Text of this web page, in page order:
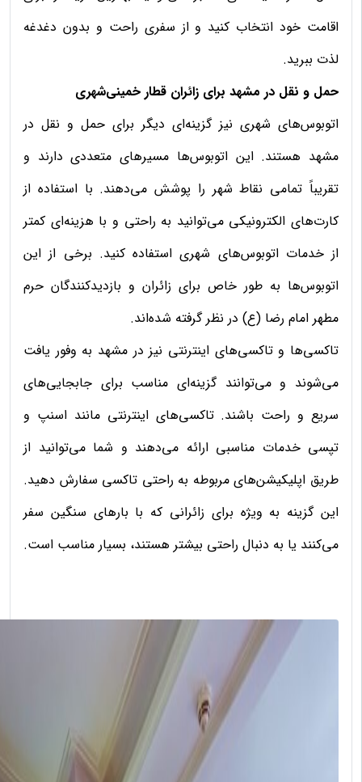
اقامت خود انتخاب کنید و از سفری راحت و بدون دغدغه
لذت ببرید.
حمل و نقل در مشهد برای زائران قطار خمینی‌شهری
اتوبوس‌های شهری نیز گزینه‌ای دیگر برای حمل و نقل در
مشهد هستند. این اتوبوس‌ها مسیرهای متعددی دارند و
تقریباً تمامی نقاط شهر را پوشش می‌دهند. با استفاده از
کارت‌های الکترونیکی می‌توانید به راحتی و با هزینه‌ای کمتر
از خدمات اتوبوس‌های شهری استفاده کنید. برخی از این
اتوبوس‌ها به طور خاص برای زائران و بازدیدکنندگان حرم
مطهر امام رضا (ع) در نظر گرفته شده‌اند.
تاکسی‌ها و تاکسی‌های اینترنتی نیز در مشهد به وفور یافت
می‌شوند و می‌توانند گزینه‌ای مناسب برای جابجایی‌های
سریع و راحت باشند. تاکسی‌های اینترنتی مانند اسنپ و
تپسی خدمات مناسبی ارائه می‌دهند و شما می‌توانید از
طریق اپلیکیشن‌های مربوطه به راحتی تاکسی سفارش دهید.
این گزینه به ویژه برای زائرانی که با بارهای سنگین سفر
می‌کنند یا به دنبال راحتی بیشتر هستند، بسیار مناسب است.